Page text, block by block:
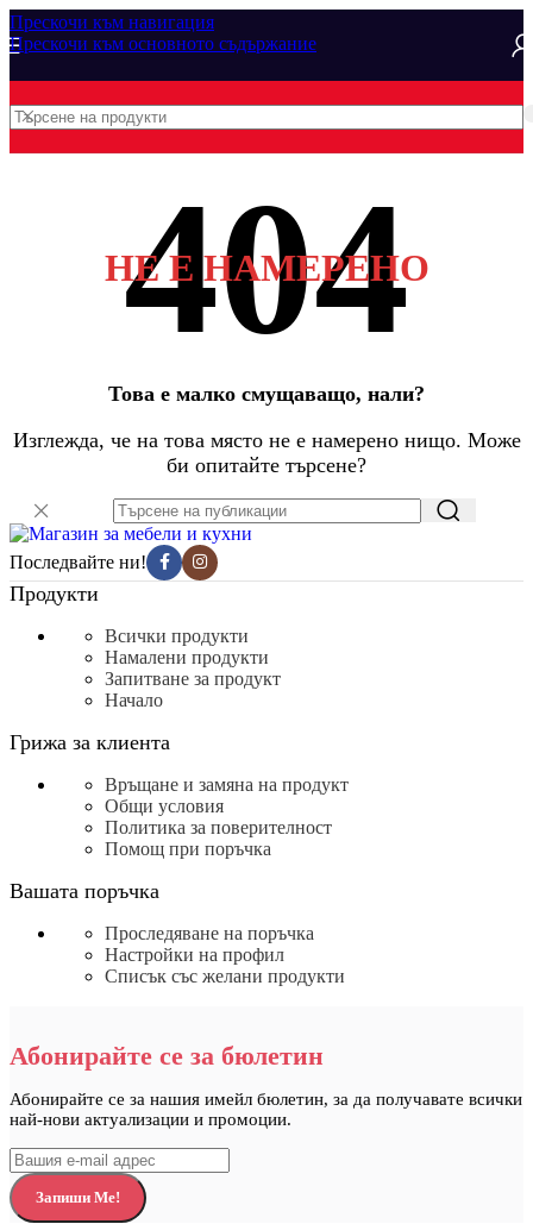
Прескочи към навигация
Прескочи към основното съдържание
НЕ Е НАМЕРЕНО
Това е малко смущаващо, нали?
Изглежда, че на това място не е намерено нищо. Може
би опитайте търсене?
Последвайте ни!
Продукти
Всички продукти
Намалени продукти
Запитване за продукт
Начало
Грижа за клиента
Връщане и замяна на продукт
Общи условия
Политика за поверителност
Помощ при поръчка
Вашата поръчка
Проследяване на поръчка
Настройки на профил
Списък със желани продукти
Абонирайте се за бюлетин
Абонирайте се за нашия имейл бюлетин, за да получавате всички
най-нови актуализации и промоции.